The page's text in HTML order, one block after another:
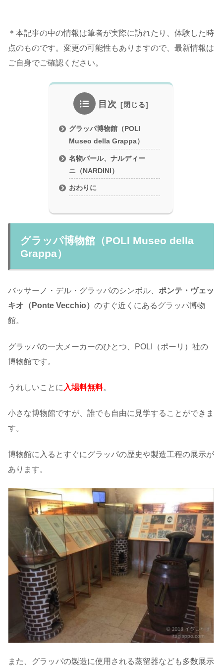
＊本記事の中の情報は筆者が実際に訪れたり、体験した時
点のものです。変更の可能性もありますので、最新情報は
ご自身でご確認ください。
目次
グラッパ博物館（POLI
Museo della Grappa）
名物バール、ナルディー
ニ（NARDINI）
おわりに
グラッパ博物館（POLI Museo della
Grappa）
バッサーノ・デル・グラッパのシンボル、 ポンテ・ヴェッ
キオ（Ponte Vecchio） のすぐ近くにあるグラッパ博物
館。
グラッパの一大メーカーのひとつ、POLI（ポーリ）社の
博物館です。
うれしいことに 入場料無料。
小さな博物館ですが、誰でも自由に見学することができま
す。
博物館に入るとすぐにグラッパの歴史や製造工程の展示が
あります。
また、グラッパの製造に使用される蒸留器なども多数展示